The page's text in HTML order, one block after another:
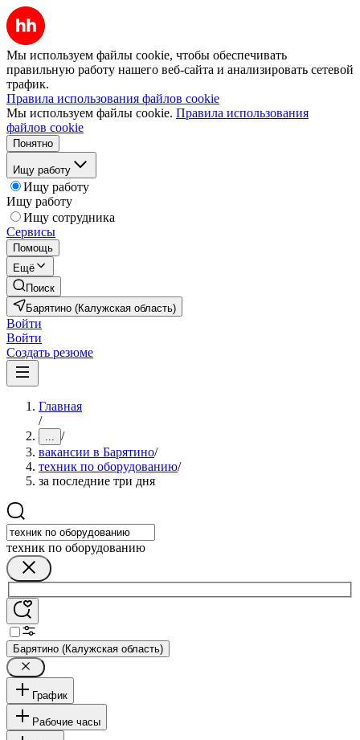
Мы используем файлы cookie, чтобы обеспечивать
правильную работу нашего веб-сайта и анализировать сетевой
трафик.
Правила использования файлов cookie
Мы используем файлы cookie. Правила использования
файлов cookie
Понятно
Ищу работу
Ищу работу
Ищу работу
Ищу сотрудника
Сервисы
Помощь
Ещё
Поиск
Барятино (Калужская область)
Войти
Войти
Создать резюме
Главная
/
... /
вакансии в Барятино/
техник по оборудованию/
за последние три дня
техник по оборудованию
Барятино (Калужская область)
График
Рабочие часы